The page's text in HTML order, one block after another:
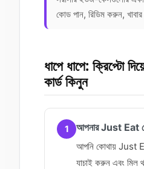
কোড পান, রিডিম করুন,
ধাপে ধাপে: ক্রিপ্টো
কার্ড কিনুন
1 আপনার Just Eat
আপনি কোথায় Just
যাচাই করুন এবং মিল